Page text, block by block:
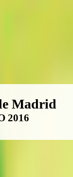
de
Madrid
2016